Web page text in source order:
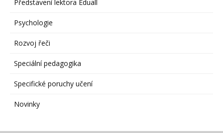
Představení lektora Eduall
Psychologie
Rozvoj řeči
Speciální pedagogika
Specifické poruchy učení
Novinky